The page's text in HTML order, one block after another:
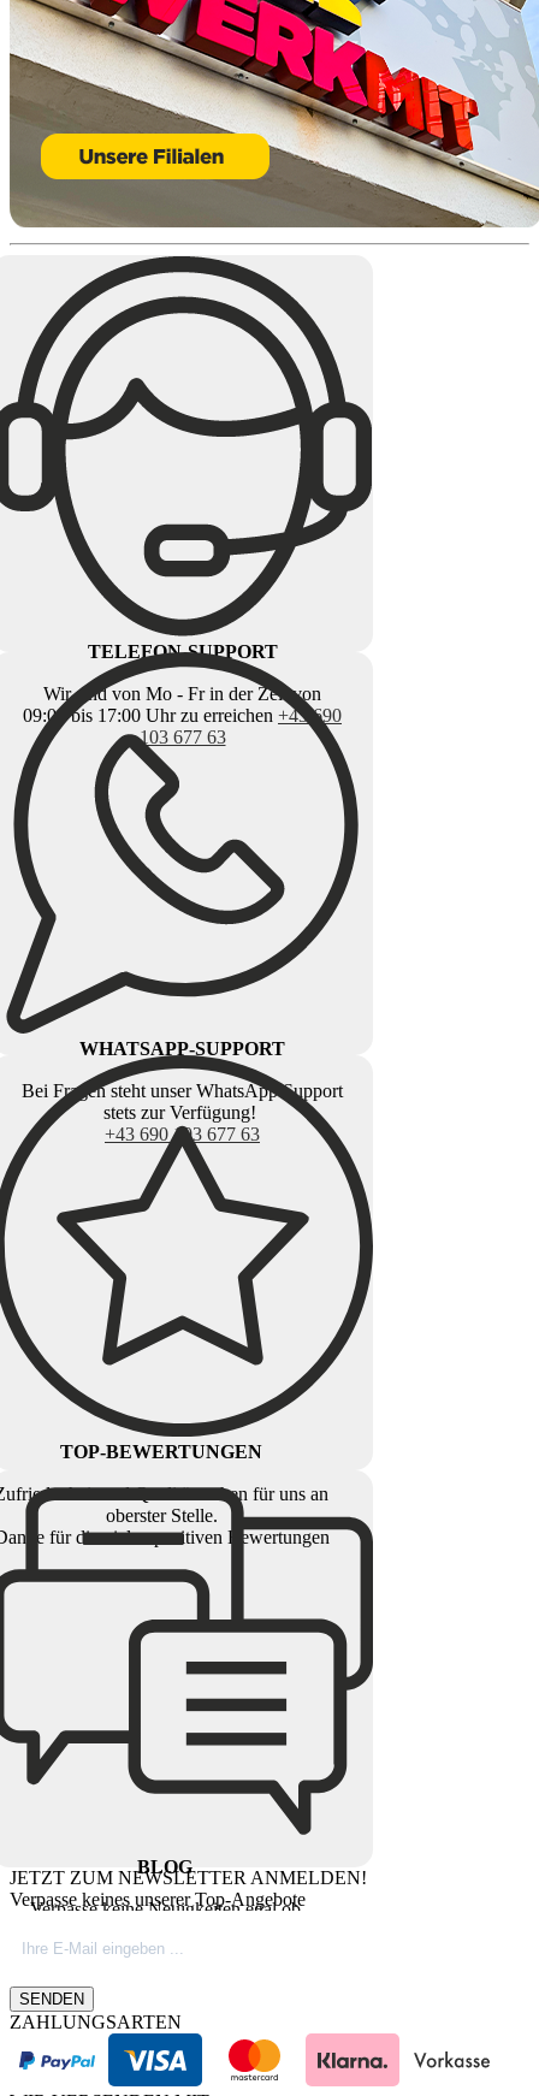
TELEFON-SUPPORT
Wir sind von Mo - Fr in der Zeit von
09:00 bis 17:00 Uhr zu erreichen +43 690
103 677 63
WHATSAPP-SUPPORT
Bei Fragen steht unser WhatsApp Support
stets zur Verfügung!
+43 690 103 677 63
TOP-BEWERTUNGEN
und Qualität stehen für uns an
oberster Stelle.
für die vielen positiven Bewertungen
BLOG
Verpasse keine Neuigkeiten egal ob
Firmeninfos. Besuche unseren Blog.
JETZT ZUM NEWSLETTER ANMELDEN!
Verpasse keines unserer Top-Angebote
SENDEN
ZAHLUNGSARTEN